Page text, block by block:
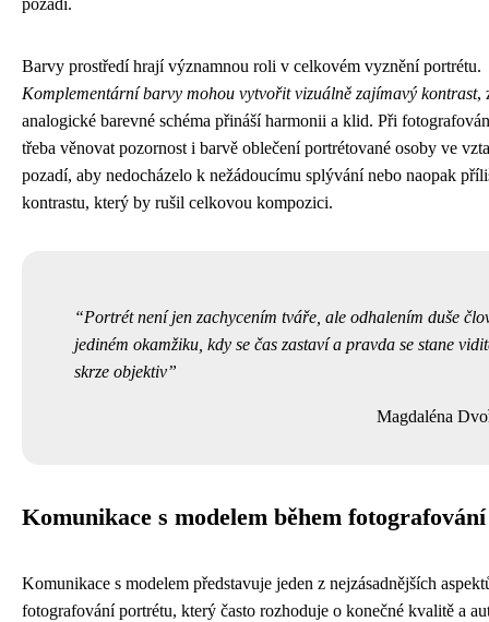
pozadí.
Barvy prostředí hrají významnou roli v celkovém vyznění portrétu.
Komplementární barvy mohou vytvořit vizuálně zajímavý kontrast,
analogické barevné schéma přináší harmonii a klid. Při
třeba věnovat pozornost i barvě oblečení portrétované osoby ve
pozadí, aby nedocházelo k nežádoucímu splývání nebo naopak
kontrastu, který by rušil celkovou kompozici.
Portrét není jen zachycením tváře, ale odhalením duše
jediném okamžiku, kdy se čas zastaví a pravda se stane
skrze objektiv
Magdaléna
Komunikace s modelem během fotografování
Komunikace s modelem představuje jeden z nejzásadnějších
fotografování portrétu, který často rozhoduje o konečné kvalitě a